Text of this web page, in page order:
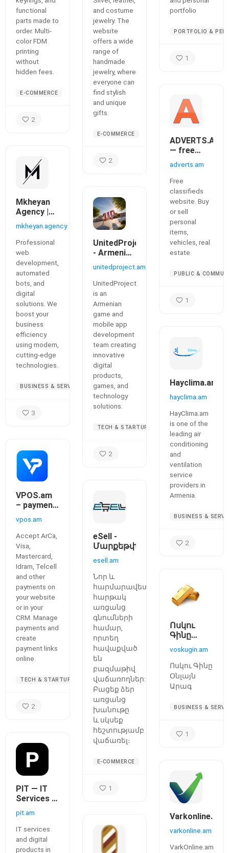
functional
parts made to
order. Multi-
color FDM
printing
without
hidden fees.
E-COMMERCE
2
Mkheyan
Agency |
Professional
Web
Development
&
Automation
mkheyan.agency
Professional
web
development,
automated
bots, and
digital
solutions. We
boost your
business
efficiency
using modern,
cutting-edge
technologies.
BUSINESS & SERVICES
3
VPOS.am
– payment
in Armenia
vpos.am
Accept ArCa,
Visa,
Mastercard,
Idram, Telcell
and other
payments on
your website
or in your
CRM. Manage
payments and
create
payment links
online.
TECH & STARTUPS
2
PIT — IT
Services &
Products
pit.am
IT services
and digital
products in
and costume
jewelry. The
website
offers a wide
range of
handmade
jewelry, where
everyone can
find stylish
and unique
gifts.
E-COMMERCE
2
UnitedProject
- Armenian
Game
Development
Team
unitedproject.am
UnitedProject
is an
Armenian
game and
mobile app
development
team creating
innovative
digital
products,
games, and
technology
solutions.
TECH & STARTUPS
2
eSell -
Մարքեթփլեյս
esell.am
Նոր և
հարմարավետ
հարթակ
առցանց
գնումների
համար,
որտեղ
հավաքված
են
բազմաթիվ
վաճառողներ:
Բացեք ձեր
առցանց
խանութը
և սկսեք
հեշտությամբ
վաճառել։
E-COMMERCE
1
portfolio
PORTFOLIO &
1
ADVERTS.AM
— free
classifieds
for buying
and selling
goods and
services
adverts.am
Free
classifieds
website. Buy
or sell
personal
items,
vehicles, real
estate
PUBLIC &
1
Hayclima.am
hayclima.am
HayClima.am
is one of the
leading air
conditioning
and
ventilation
service
providers in
Armenia.
BUSINESS &
2
Ոսկու
Գինը
Օնլայն |
Vosku Gin
voskugin.am
Ոսկու Գինը
Օնլայն
Արագ
BUSINESS &
1
Varkonline.am
varkonline.am
VarkOnline.am